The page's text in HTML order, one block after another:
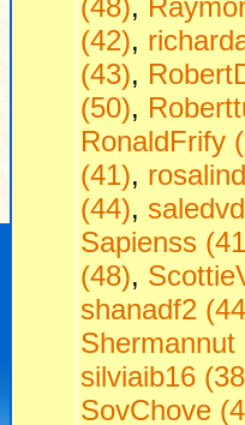
(48),
(42),
(43),
(50),
RonaldFrify
(41),
(44),
Sapienss
(48),
shanadf2
Shermannut
silviaib16
SovChove